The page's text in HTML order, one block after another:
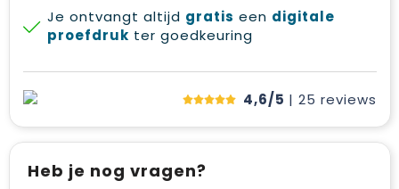
Je ontvangt altijd gratis een digitale
proefdruk ter goedkeuring
4,6/5 | 25 reviews
Heb je nog vragen?